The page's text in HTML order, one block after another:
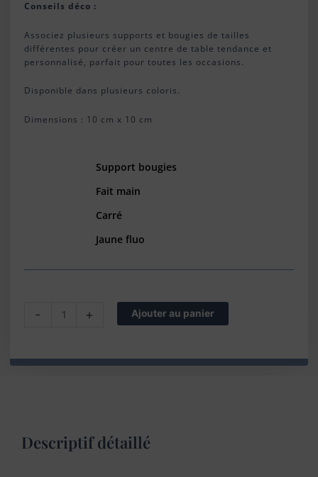
Conseils déco :
Associez plusieurs supports et bougies de tailles
différentes pour créer un centre de table tendance et
personnalisé, parfait pour toutes les occasions.
Disponible dans plusieurs coloris.
Dimensions : 10 cm x 10 cm
Support bougies
Fait main
Carré
Jaune fluo
-
artisanal
+ Ajouter au panier
Descriptif détaillé